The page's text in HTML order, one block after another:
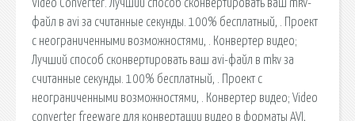
Video Converter. Лучший способ сконвертировать ваш mkv-
файл в avi за считанные секунды. 100% бесплатный, . Проект
с неограниченными возможностями, . Конвертер видео;
Лучший способ сконвертировать ваш avi-файл в mkv за
считанные секунды. 100% бесплатный, . Проект с
неограниченными возможностями, . Конвертер видео; Video
converter freeware для конвертации видео в форматы AVI,